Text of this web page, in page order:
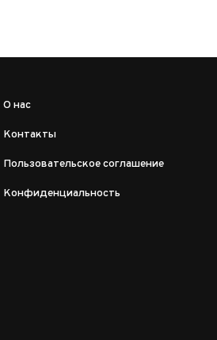
О нас
Контакты
Пользовательское соглашение
Конфиденциальность